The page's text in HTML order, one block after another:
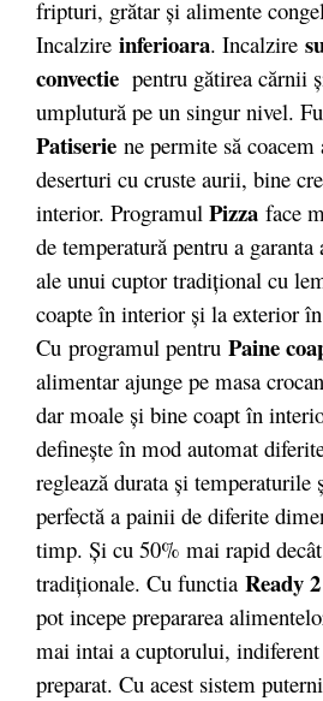
fripturi, grătar și alimente
Incalzire inferioara. Incalzire
convectie pentru gătirea cărnii
umplutură pe un singur nivel.
Patiserie ne permite să
deserturi cu cruste aurii, bine
interior. Programul Pizza face
de temperatură pentru a garanta
ale unui cuptor tradiţional cu
coapte în interior şi la exterior
Cu programul pentru Paine
alimentar ajunge pe masa
dar moale şi bine coapt în
defineşte în mod automat
reglează durata şi temperaturile
perfectă a painii de diferite
timp. Şi cu 50% mai rapid
tradiţionale. Cu functia Ready
pot incepe prepararea
mai intai a cuptorului,
preparat. Cu acest sistem